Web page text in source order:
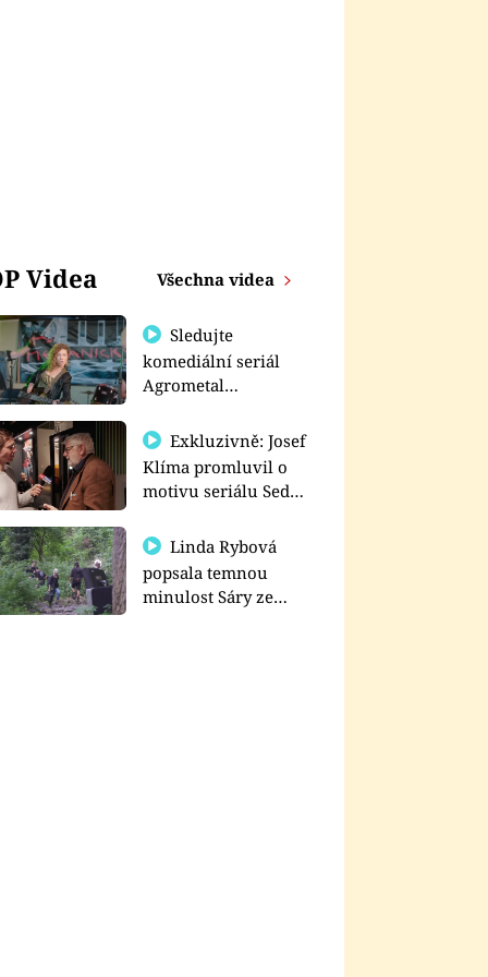
Videa Všechna videa
Sledujte
komediální seriál
Agrometal
prima+
Exkluzivně: Josef
Klíma promluvil o
motivu seriálu Sedm
Linda Rybová
popsala temnou
minulost Sáry ze